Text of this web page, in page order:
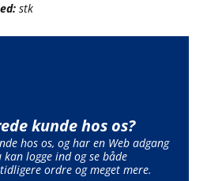
stk
kunde hos os?
hos os, og har en Web adgang
kan logge ind og se både
ordre og meget mere.